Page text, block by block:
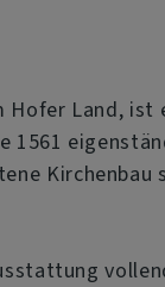
Land, ist
1561
Kirchenbau